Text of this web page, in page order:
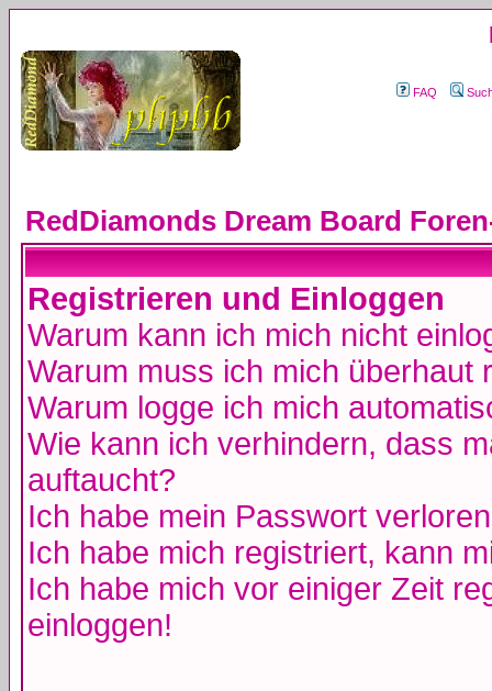
FAQ
RedDiamonds Dream Board
Registrieren und Einloggen
Warum kann ich mich nicht
Warum muss ich mich überhaut
Warum logge ich mich
Wie kann ich verhindern, dass
auftaucht?
Ich habe mein Passwort
Ich habe mich registriert, kann
Ich habe mich vor einiger Zeit
einloggen!